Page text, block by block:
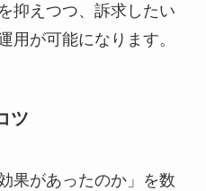
抑えつつ、訴求したい
用が可能になります。
ツ
果があったのか」を数